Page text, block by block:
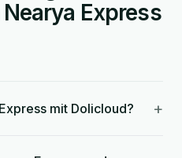
Express
mit Dolicloud? +